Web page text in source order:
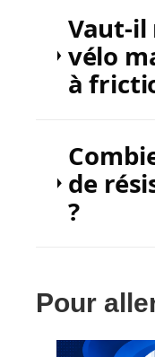
Vaut-il
vélo
à
de
?
Pour